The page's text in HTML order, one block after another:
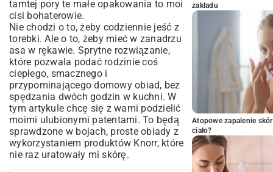
tamtej pory te małe opakowania to moi
cisi bohaterowie.
Nie chodzi o to, żeby codziennie jeść z
torebki. Ale o to, żeby mieć w zanadrzu
asa w rękawie. Sprytne rozwiązanie,
które pozwala podać rodzinie coś
ciepłego, smacznego i
przypominającego domowy obiad, bez
spędzania dwóch godzin w kuchni. W
tym artykule chcę się z wami podzielić
moimi ulubionymi patentami. To będą
sprawdzone w bojach, proste obiady z
wykorzystaniem produktów Knorr, które
nie raz uratowały mi skórę.
zakładu
Atopowe zapalenie
ciało?